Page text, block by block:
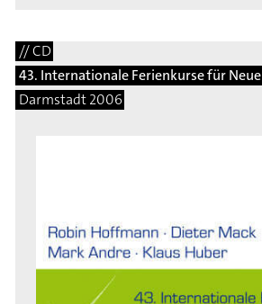
// CD
43. Internationale Ferienkurse für
Darmstadt 2006